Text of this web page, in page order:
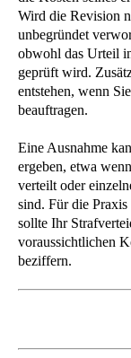
Wird die Revision
unbegründet
obwohl das Urteil
geprüft wird.
entstehen, wenn
beauftragen.
Eine Ausnahme
ergeben, etwa
verteilt oder
sind. Für die
sollte Ihr
voraussichtlichen
beziffern.